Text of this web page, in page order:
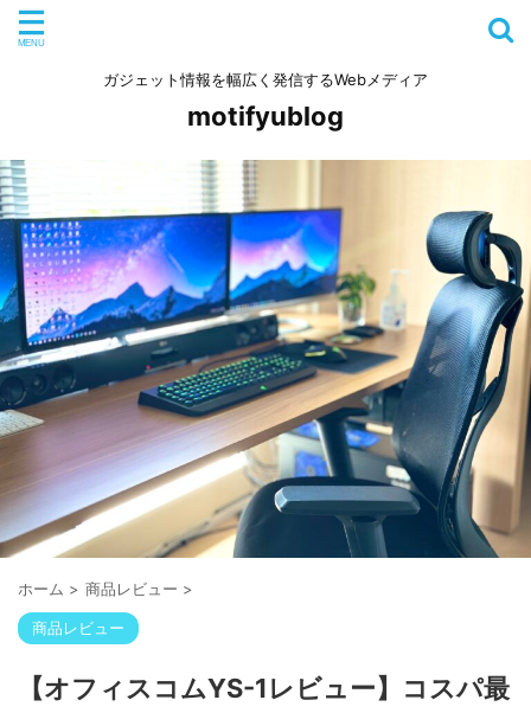
ガジェット情報を幅広く発信するWebメディア
motifyublog
ホーム > 商品レビュー >
商品レビュー
【オフィスコムYS-1レビュー】コスパ最